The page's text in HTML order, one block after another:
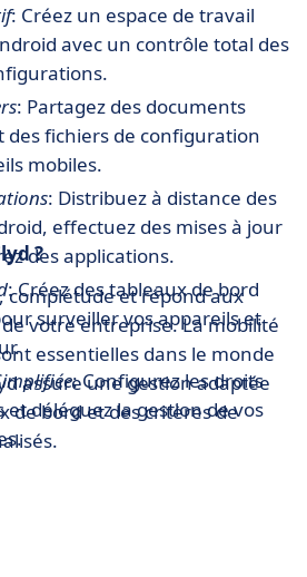
: Créez un espace de travail
avec un contrôle total des
: Partagez des documents
des fichiers de configuration
mobiles.
: Distribuez à distance des
effectuez des mises à jour
des applications.
: Créez des tableaux de bord
surveiller vos appareils et
: Configurez les droits
déléguez la gestion de vos
l'usage tactile à certaines
Géorepérage
?
complétude et répond aux
votre entreprise. La mobilité
essentielles dans le monde
assure une gestion adaptée
de bord et des critères de